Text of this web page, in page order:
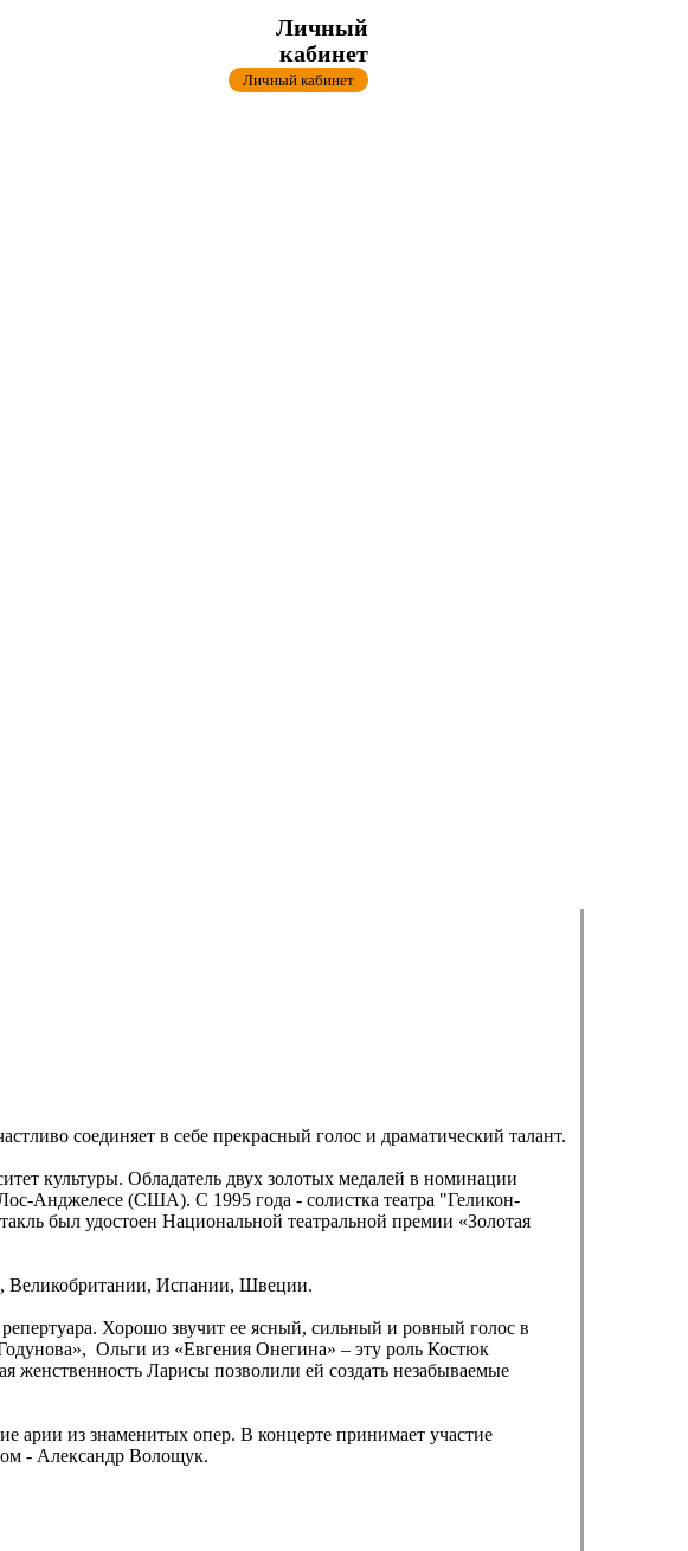
Личный
кабинет
Личный кабинет
соединяет в себе прекрасный голос и драматический талант.
культуры. Обладатель двух золотых медалей в номинации
Анджелесе (США). С 1995 года - солистка театра "Геликон-
был удостоен Национальной театральной премии «Золотая
Великобритании, Испании, Швеции.
Хорошо звучит ее ясный, сильный и ровный голос в
Ольги из «Евгения Онегина» – эту роль Костюк
женственность Ларисы позволили ей создать незабываемые
арии из знаменитых опер. В концерте принимает участие
- Александр Волощук.